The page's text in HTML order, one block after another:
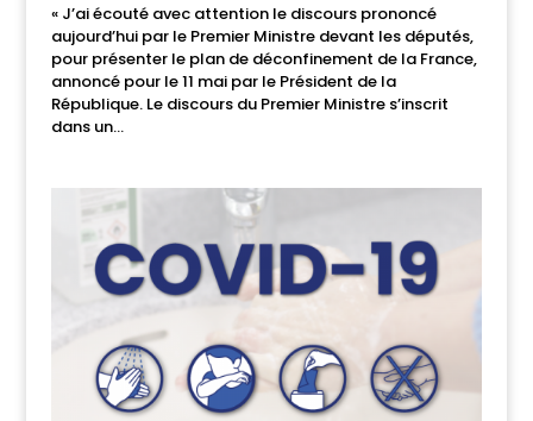
« J’ai écouté avec attention le discours prononcé
aujourd’hui par le Premier Ministre devant les députés,
pour présenter le plan de déconfinement de la France,
annoncé pour le 11 mai par le Président de la
République. Le discours du Premier Ministre s’inscrit
dans un...